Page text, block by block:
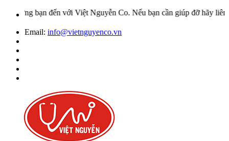
bạn đến với Việt Nguyễn Co. Nếu bạn cần giúp đỡ hãy liên hệ
Email: info@vietnguyenco.vn